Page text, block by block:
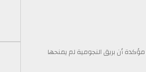
أن بريق النجومية لم يمنحها